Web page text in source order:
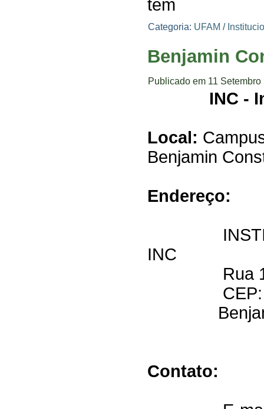
tem
Categoria: UFAM /
Benjamin
Publicado em 11
INC -
Local:
Benjamin
Endereço:
INC
Rua 1º
CEP:
Benjamin
Contato: